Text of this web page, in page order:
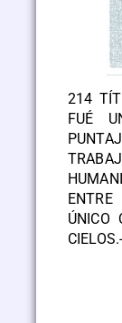
214
FUÉ
ÚNICO